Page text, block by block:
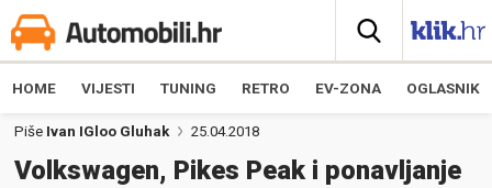
HOME VIJESTI TUNING RETRO EV-ZONA OGLASNIK
Piše Ivan IGloo Gluhak 25.04.2018
Volkswagen, Pikes Peak i ponavljanje